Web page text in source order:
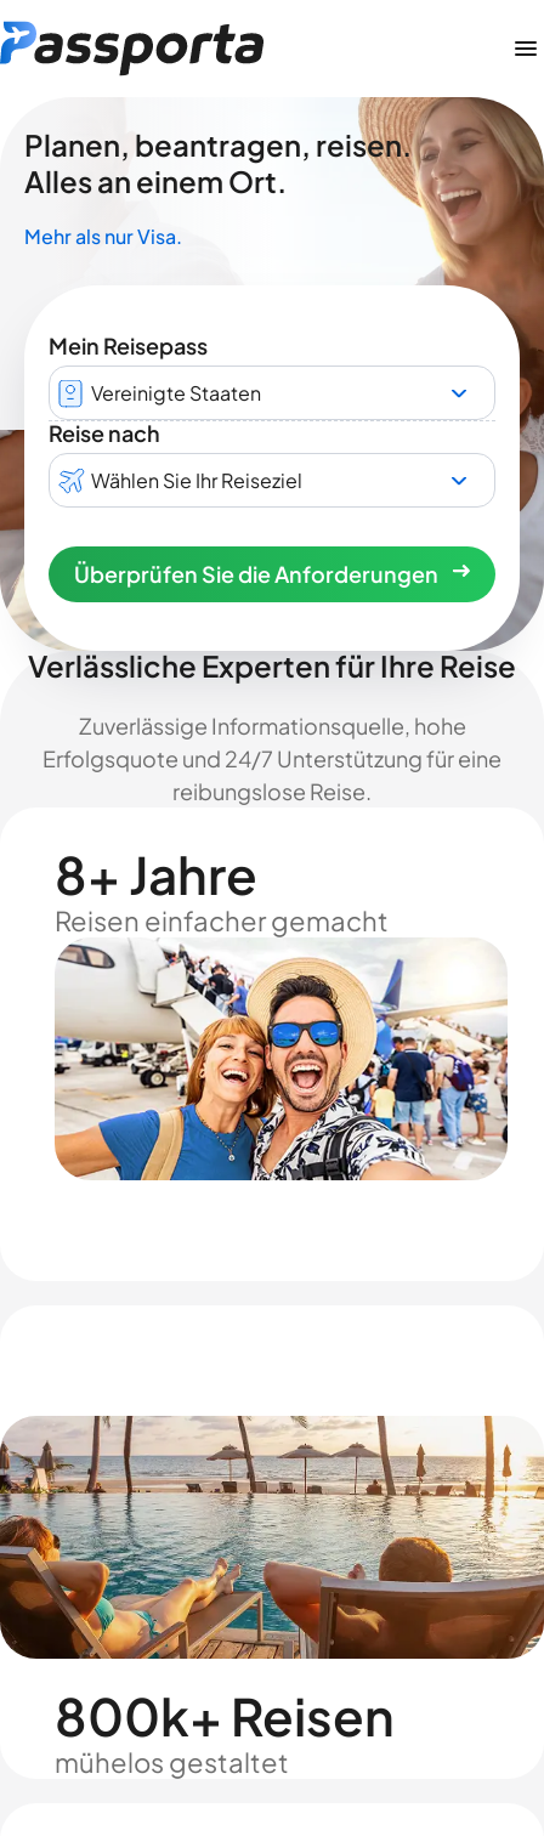
Planen, beantragen, reisen.
Alles an einem Ort.
Mehr als nur Visa.
Mein Reisepass
Vereinigte Staaten
Reise nach
Wählen Sie Ihr Reiseziel
Überprüfen Sie die Anforderungen
Verlässliche Experten für Ihre Reise
Zuverlässige Informationsquelle, hohe
Erfolgsquote und 24/7 Unterstützung für eine
reibungslose Reise.
8+ Jahre
Reisen einfacher gemacht
800k+ Reisen
mühelos gestaltet